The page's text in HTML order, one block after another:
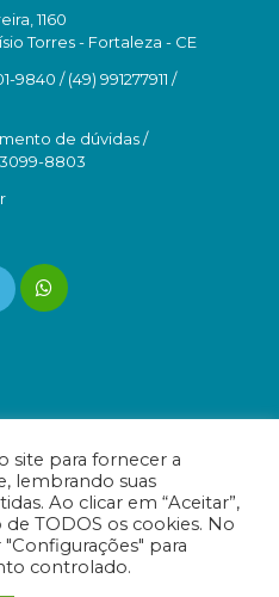
1160
Torres - Fortaleza - CE
9840 / (49) 991277911 /
de dúvidas /
8803
site para fornecer a
lembrando suas
Ao clicar em “Aceitar”,
TODOS os cookies. No
para
controlado.